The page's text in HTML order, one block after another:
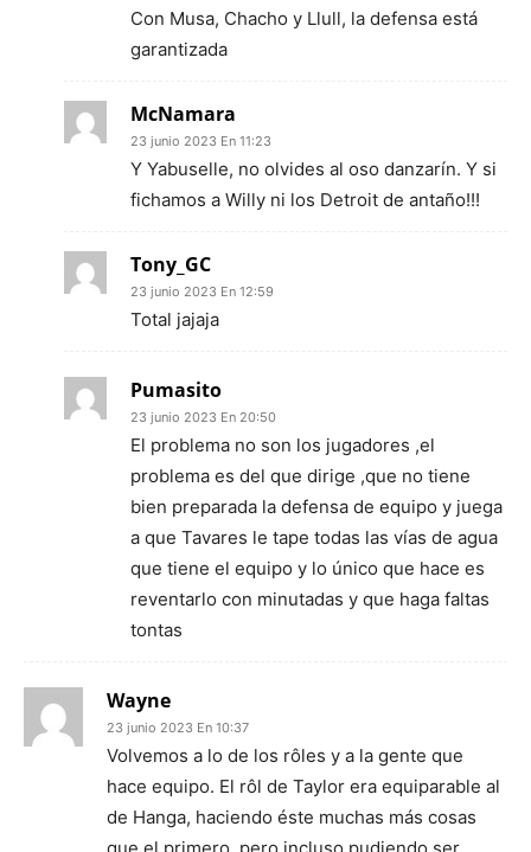
Con Musa, Chacho y Llull, la defensa está
garantizada
McNamara
23 junio 2023 En 11:23
Y Yabuselle, no olvides al oso danzarín. Y si
fichamos a Willy ni los Detroit de antaño!!!
Tony_GC
23 junio 2023 En 12:59
Total jajaja
Pumasito
23 junio 2023 En 20:50
El problema no son los jugadores ,el
problema es del que dirige ,que no tiene
bien preparada la defensa de equipo y juega
a que Tavares le tape todas las vías de agua
que tiene el equipo y lo único que hace es
reventarlo con minutadas y que haga faltas
tontas
Wayne
23 junio 2023 En 10:37
Volvemos a lo de los rôles y a la gente que
hace equipo. El rôl de Taylor era equiparable al
de Hanga, haciendo éste muchas más cosas